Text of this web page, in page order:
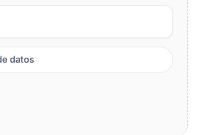
datos